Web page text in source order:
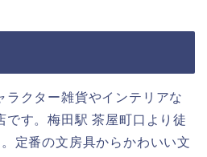
ラクター雑貨やインテリアな
です。梅田駅 茶屋町口より徒
定番の文房具からかわいい文